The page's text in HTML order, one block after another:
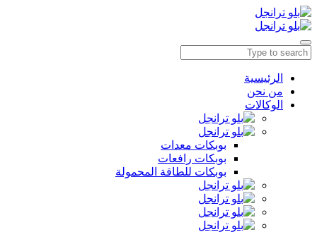
الرئيسية
من نحن
الوكالات
بوبكات معدات
بوبكات رافعات
بوبكات للطاقة المحمولة